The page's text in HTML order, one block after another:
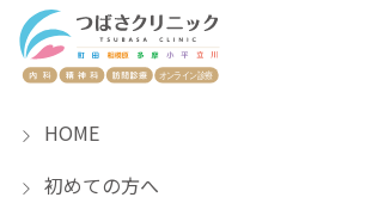
HOME
初めての方へ